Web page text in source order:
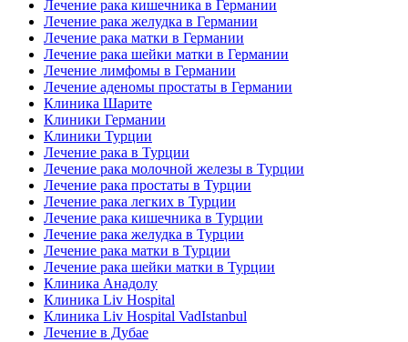
Лечение рака кишечника в Германии
Лечение рака желудка в Германии
Лечение рака матки в Германии
Лечение рака шейки матки в Германии
Лечение лимфомы в Германии
Лечение аденомы простаты в Германии
Клиника Шарите
Клиники Германии
Клиники Турции
Лечение рака в Турции
Лечение рака молочной железы в Турции
Лечение рака простаты в Турции
Лечение рака легких в Турции
Лечение рака кишечника в Турции
Лечение рака желудка в Турции
Лечение рака матки в Турции
Лечение рака шейки матки в Турции
Клиника Анадолу
Клиника Liv Hospital
Клиника Liv Hospital VadIstanbul
Лечение в Дубае